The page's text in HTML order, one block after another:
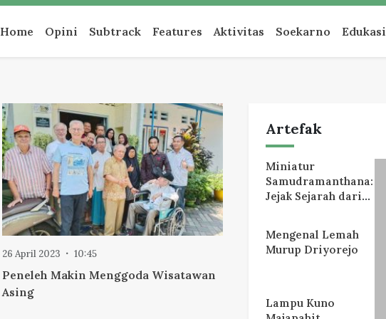
Home Opini Subtrack Features Aktivitas Soekarno Edukasi
26 April 2023 10:45
Peneleh Makin Menggoda Wisatawan
Asing
Artefak
Miniatur
Samudramanthana:
Jejak Sejarah dari
Mengenal Lemah
Murup Driyorejo
Lampu Kuno